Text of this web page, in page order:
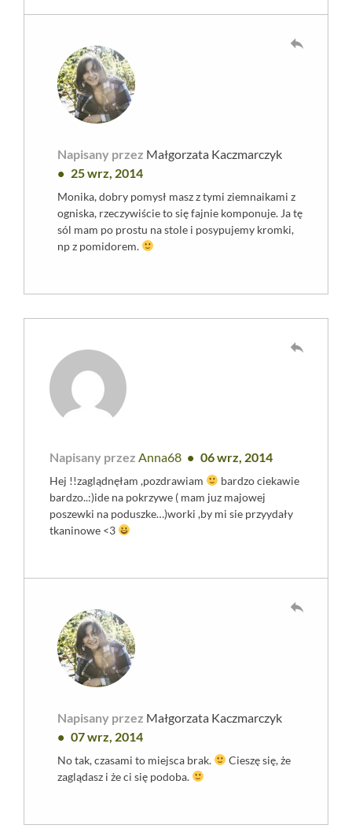
Napisany przez Małgorzata Kaczmarczyk
25 wrz, 2014
Monika, dobry pomysł masz z tymi ziemnaikami z
ogniska, rzeczywiście to się fajnie komponuje. Ja tę
sól mam po prostu na stole i posypujemy kromki,
np z pomidorem.
reply
Napisany przez Anna68 06 wrz, 2014
Hej !!zaglądnęłam ,pozdrawiam
bardzo ciekawie
bardzo..:)ide na pokrzywe ( mam juz majowej
poszewki na poduszke…)worki ,by mi sie przyydały
tkaninowe <3
reply
Napisany przez Małgorzata Kaczmarczyk
07 wrz, 2014
No tak, czasami to miejsca brak.
Cieszę się, że
zaglądasz i że ci się podoba.
reply